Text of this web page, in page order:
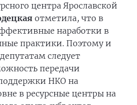
центра Ярославской
отметила, что в
наработки в
практики. Поэтому и
следует
передачи
НКО на
в ресурсные центры на